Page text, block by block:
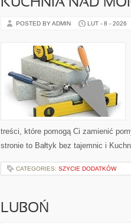
KUCHNIA NAD
POSTED BY ADMIN LUT - 8 - 2026
treści, które pomogą Ci zamienić
stronie to Bałtyk bez tajemnic i
CATEGORIES: SZYCIE DODATKÓW
LUBOŃ